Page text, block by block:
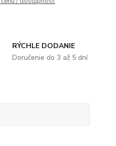
RÝCHLE DODANIE
Doručenie do 3 až 5 dní